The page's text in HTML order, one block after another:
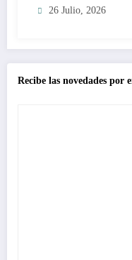
26 Julio, 2026
Recibe las novedades por